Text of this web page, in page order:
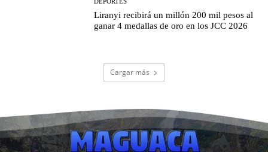
Liranyi recibirá un millón 200 mil pesos al
ganar 4 medallas de oro en los JCC 2026
Cargar más